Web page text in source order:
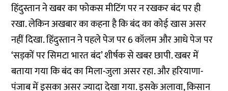
हिंदुस्तान ने खबर का फोकस मीटिंग पर न रखकर बंद पर ही
रखा. लेकिन अखबार का कहना है कि बंद का कोई खास असर
नहीं दिखा. हिंदुस्तान ने पहले पेज पर 6 कॉलम और आधे पेज पर
‘सड़कों पर सिमटा भारत बंद’ शीर्षक से खबर छापी. खबर में
बताया गया कि बंद का मिला-जुला असर रहा. और हरियाणा-
पंजाब में इसका असर ज्यादा देखा गया. इसके अलावा, किसान